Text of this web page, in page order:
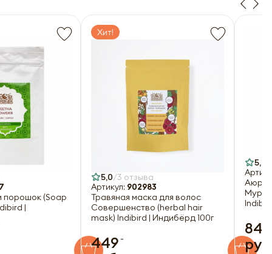
порошок (Soap
|
Хит!
5,0 3 отзыва
Артикул: 902983
Травяная маска для волос
Совершенство (herbal hair
mask) Indibird | Индибёрд 100г
449 -
5,0
849